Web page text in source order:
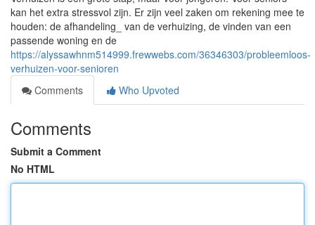
kan het extra stressvol zijn. Er zijn veel zaken om rekening mee te
houden: de afhandeling_ van de verhuizing, de vinden van een
passende woning en de
https://alyssawhnm514999.frewwebs.com/36346303/probleemloos-
verhuizen-voor-senioren
Comments
Who Upvoted
Comments
Submit a Comment
No HTML